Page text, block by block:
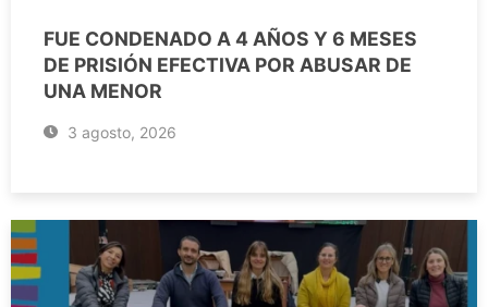
FUE CONDENADO A 4 AÑOS Y 6 MESES
DE PRISIÓN EFECTIVA POR ABUSAR DE
UNA MENOR
3 agosto, 2026